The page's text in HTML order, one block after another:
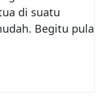
di suatu
Begitu pula